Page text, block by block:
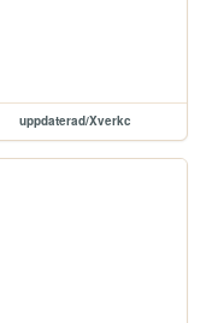
uppdaterad/Xverkc